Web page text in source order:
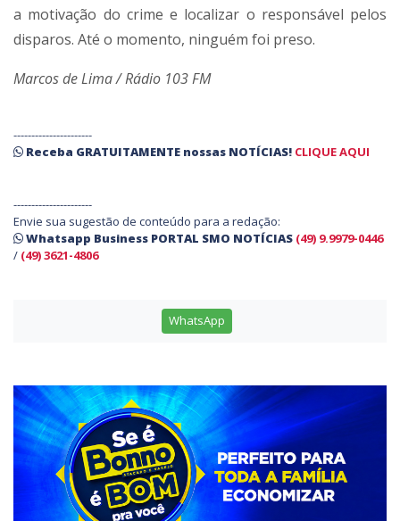
a motivação do crime e localizar o responsável pelos
disparos. Até o momento, ninguém foi preso.
Marcos de Lima / Rádio 103 FM
----------------------
Receba GRATUITAMENTE nossas NOTÍCIAS! CLIQUE AQUI
----------------------
Envie sua sugestão de conteúdo para a redação:
Whatsapp Business PORTAL SMO NOTÍCIAS (49) 9.9979-0446
/ (49) 3621-4806
WhatsApp